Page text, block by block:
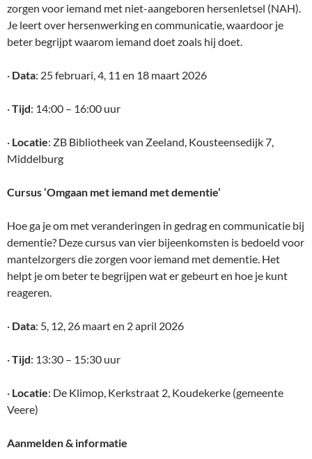
zorgen voor iemand met niet-aangeboren hersenletsel (NAH).
Je leert over hersenwerking en communicatie, waardoor je
beter begrijpt waarom iemand doet zoals hij doet.
· Data: 25 februari, 4, 11 en 18 maart 2026
·Tijd: 14:00 – 16:00 uur
· Locatie: ZB Bibliotheek van Zeeland, Kousteensedijk 7,
Middelburg
Cursus ‘Omgaan met iemand met dementie’
Hoe ga je om met veranderingen in gedrag en communicatie bij
dementie? Deze cursus van vier bijeenkomsten is bedoeld voor
mantelzorgers die zorgen voor iemand met dementie. Het
helpt je om beter te begrijpen wat er gebeurt en hoe je kunt
reageren.
· Data: 5, 12, 26 maart en 2 april 2026
·Tijd: 13:30 – 15:30 uur
· Locatie: De Klimop, Kerkstraat 2, Koudekerke (gemeente
Veere)
Aanmelden & informatie